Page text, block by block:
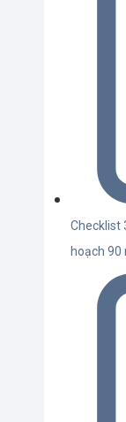
Checklist
hoạch 90